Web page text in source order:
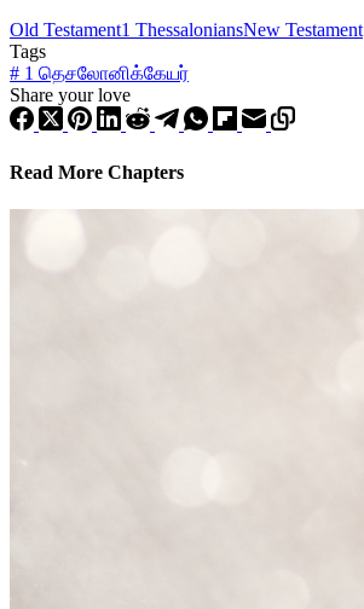
Old Testament1 ThessaloniansNew Testament
Tags
# 1 தெசலோனிக்கேயர்
Share your love
Read More Chapters